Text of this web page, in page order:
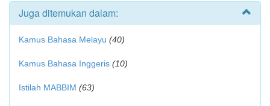
Juga ditemukan dalam:
Kamus Bahasa Melayu (40)
Kamus Bahasa Inggeris (10)
Istilah MABBIM (63)